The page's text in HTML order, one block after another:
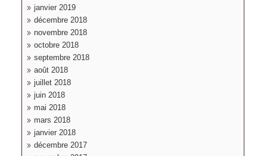
janvier 2019
décembre 2018
novembre 2018
octobre 2018
septembre 2018
août 2018
juillet 2018
juin 2018
mai 2018
mars 2018
janvier 2018
décembre 2017